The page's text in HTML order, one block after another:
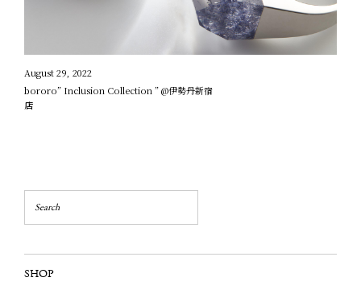
August 29, 2022
bororo” Inclusion Collection ” @伊勢丹新宿
店
SHOP